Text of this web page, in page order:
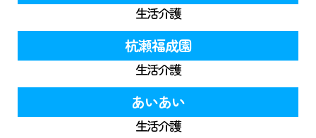
生活介護
杭瀬福成園
生活介護
あいあい
生活介護